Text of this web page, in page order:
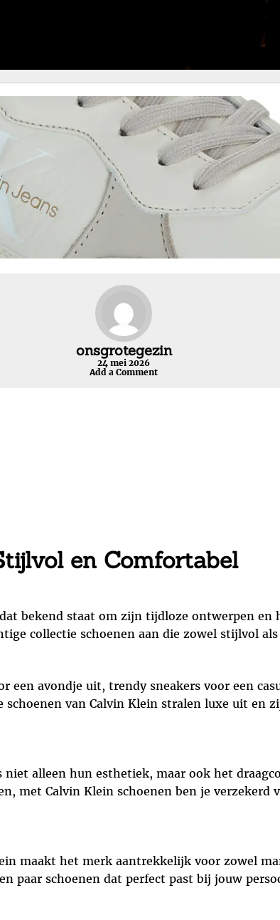
onsgrotegezin
24 mei 2026
Add a Comment
en Comfortabel
bekend staat om zijn tijdloze ontwerpen
collectie schoenen aan die zowel stijlvol
een avondje uit, trendy sneakers voor een
van Calvin Klein stralen luxe uit en
alleen hun esthetiek, maar ook het
met Calvin Klein schoenen ben je verzekerd
maakt het merk aantrekkelijk voor zowel
paar schoenen dat perfect past bij jouw